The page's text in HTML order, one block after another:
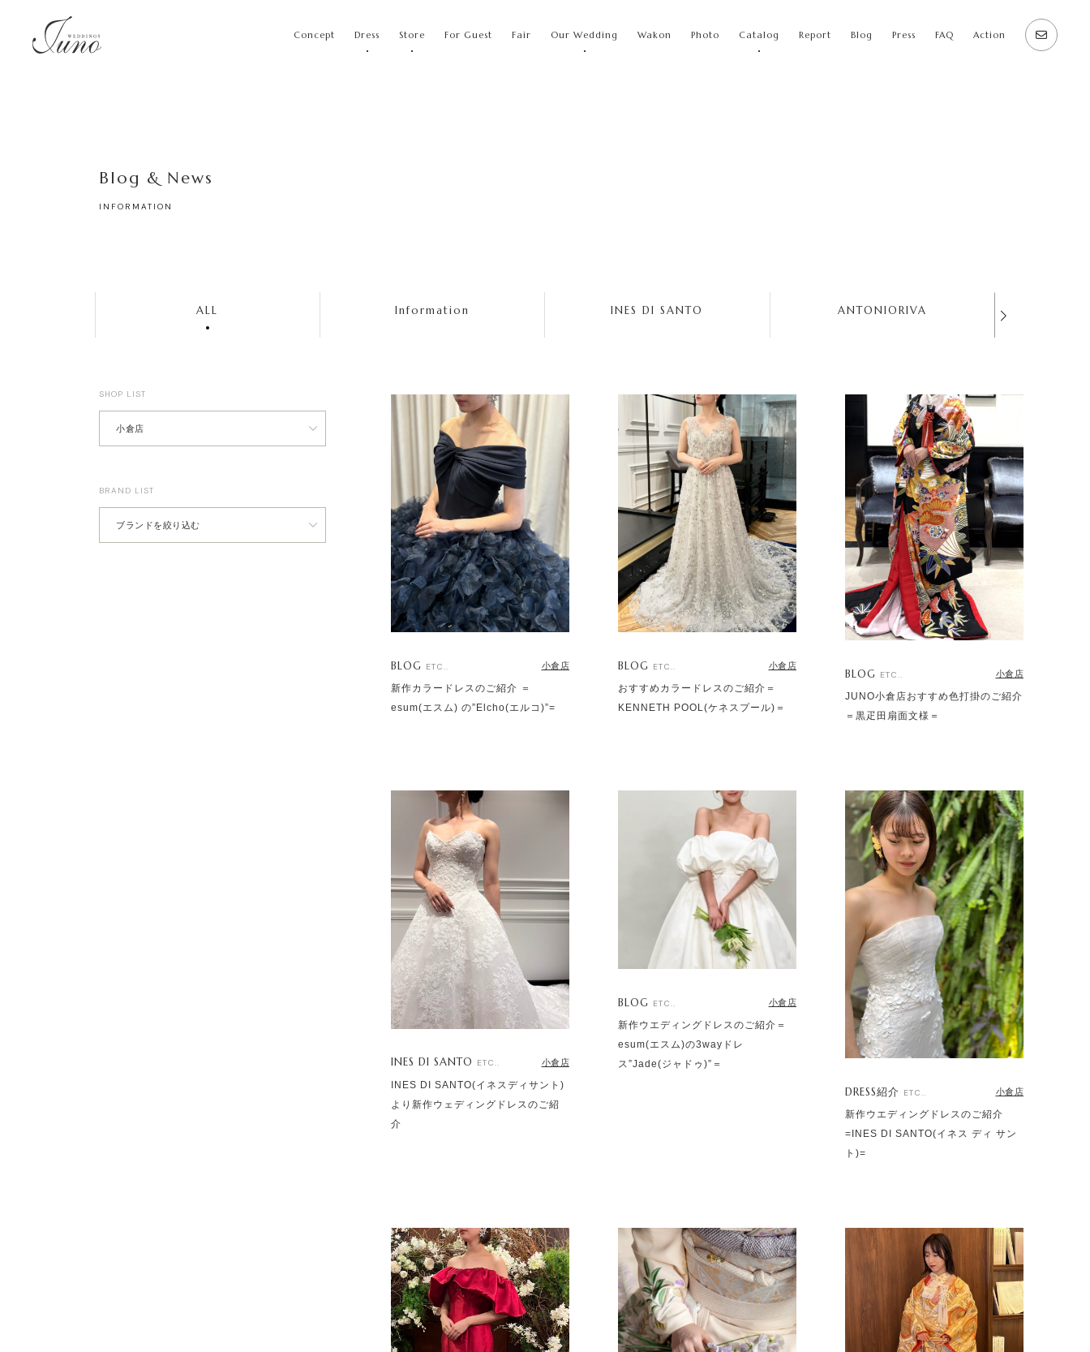
Concept Dress Store For Guest Fair Our Wedding Wakon Photo Catalog Report Blog Press FAQ Action
Blog & News
INFORMATION
ALL Information INES DI SANTO ANTONIORIVA
SHOP LIST
BRAND LIST
BLOG ETC.. 小倉店
新作カラードレスのご紹介 ＝
esum(エスム) の”Elcho(エルコ)”=
BLOG ETC.. 小倉店
おすすめカラードレスのご紹介＝
KENNETH POOL(ケネスプール)＝
BLOG ETC.. 小倉店
JUNO小倉店おすすめ色打掛のご紹介
＝黒疋田扇面文様＝
INES DI SANTO ETC.. 小倉店
INES DI SANTO(イネスディサント)
より新作ウェディングドレスのご紹
介
BLOG ETC.. 小倉店
新作ウエディングドレスのご紹介＝
esum(エスム)の3wayドレ
ス”Jade(ジャドゥ)”＝
DRESS紹介 ETC.. 小倉店
新作ウエディングドレスのご紹介
=INES DI SANTO(イネス ディ サン
ト)=